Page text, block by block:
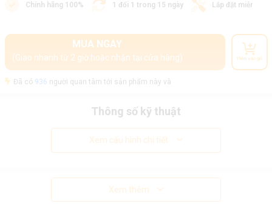
Chính hãng 100% 1 đổi 1 trong 15 ngày Lắp đặt miễn phí
MUA NGAY
(Giao nhanh từ 2 giờ hoặc nhận tại cửa hàng) Thêm vào giỏ
Đã có 936 người quan tâm tới sản phẩm này và
Thông số kỹ thuật
Xem cấu hình chi tiết
Xem thêm